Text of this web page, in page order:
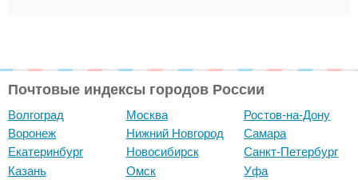
Почтовые индексы городов России
Волгоград
Воронеж
Екатеринбург
Казань
Москва
Нижний Новгород
Новосибирск
Омск
Ростов-на-Дону
Самара
Санкт-Петербург
Уфа